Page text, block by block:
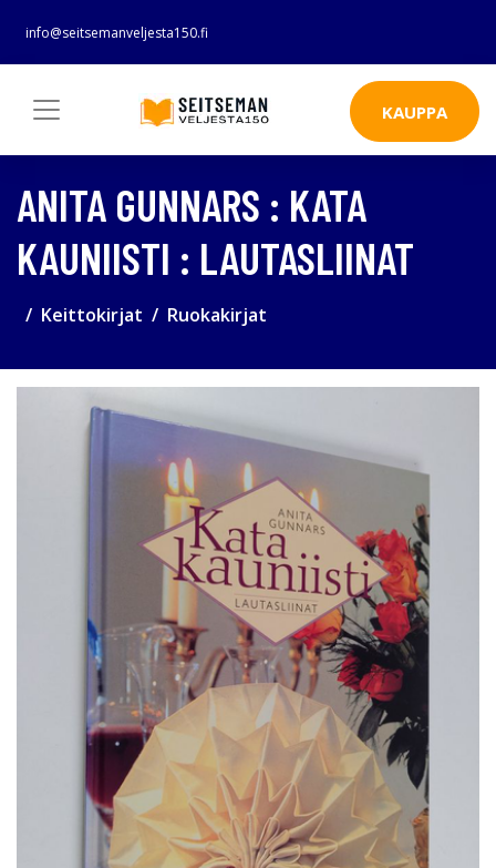
info@seitsemanveljesta150.fi
KAUPPA
ANITA GUNNARS : KATA
KAUNIISTI : LAUTASLIINAT
Keittokirjat Ruokakirjat